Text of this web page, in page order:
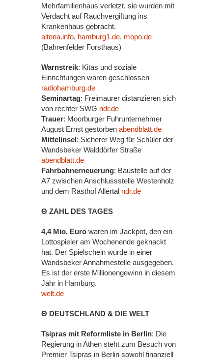
Mehrfamilienhaus verletzt, sie wurden mit
Verdacht auf Rauchvergiftung ins
Krankenhaus gebracht.
altona.info, hamburg1.de, mopo.de
(Bahrenfelder Forsthaus)
Warnstreik: Kitas und soziale
Einrichtungen waren geschlossen
radiohamburg.de
Seminartag: Freimaurer distanzieren sich
von rechter SWG ndr.de
Trauer: Moorburger Fuhrunternehmer
August Ernst gestorben abendblatt.de
Mittelinsel: Sicherer Weg für Schüler der
Wandsbeker Walddörfer Straße
abendblatt.de
Fahrbahnerneuerung: Baustelle auf der
A7 zwischen Anschlussstelle Westenholz
und dem Rasthof Allertal ndr.de
Θ ZAHL DES TAGES
4,4 Mio. Euro waren im Jackpot, den ein
Lottospieler am Wochenende geknackt
hat. Der Spielschein wurde in einer
Wandsbeker Annahmestelle ausgegeben.
Es ist der erste Millionengewinn in diesem
Jahr in Hamburg.
welt.de
Θ DEUTSCHLAND & DIE WELT
Tsipras mit Reformliste in Berlin: Die
Regierung in Athen steht zum Besuch von
Premier Tsipras in Berlin sowohl finanziell